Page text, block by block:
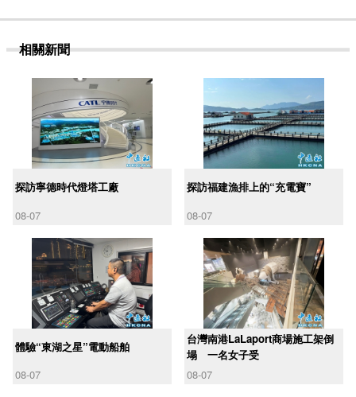
相關新聞
探訪寧德時代燈塔工廠
08-07
探訪福建漁排上的“充電寶”
08-07
體驗“東湖之星”電動船舶
08-07
台灣南港LaLaport商場施工架倒
塌 一名女子受
08-07